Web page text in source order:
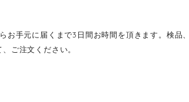
お手元に届くまで3日間お時間を頂きます。検品
ご注文ください。